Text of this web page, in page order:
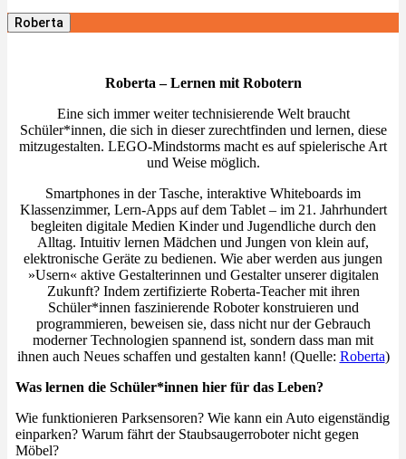
Roberta
Roberta – Lernen mit Robotern
Eine sich immer weiter technisierende Welt braucht
Schüler*innen, die sich in dieser zurechtfinden und lernen, diese
mitzugestalten. LEGO-Mindstorms macht es auf spielerische Art
und Weise möglich.
Smartphones in der Tasche, interaktive Whiteboards im
Klassenzimmer, Lern-Apps auf dem Tablet – im 21. Jahrhundert
begleiten digitale Medien Kinder und Jugendliche durch den
Alltag. Intuitiv lernen Mädchen und Jungen von klein auf,
elektronische Geräte zu bedienen. Wie aber werden aus jungen
»Usern« aktive Gestalterinnen und Gestalter unserer digitalen
Zukunft? Indem zertifizierte Roberta-Teacher mit ihren
Schüler*innen faszinierende Roboter konstruieren und
programmieren, beweisen sie, dass nicht nur der Gebrauch
moderner Technologien spannend ist, sondern dass man mit
ihnen auch Neues schaffen und gestalten kann! (Quelle: Roberta)
Was lernen die Schüler*innen hier für das Leben?
Wie funktionieren Parksensoren? Wie kann ein Auto eigenständig
einparken? Warum fährt der Staubsaugerroboter nicht gegen
Möbel?